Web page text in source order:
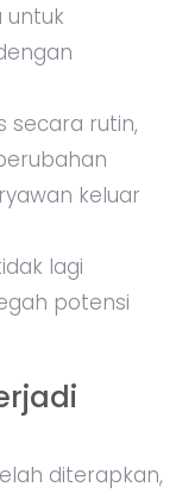
untuk
secara rutin,
keluar
lagi
potensi
diterapkan,